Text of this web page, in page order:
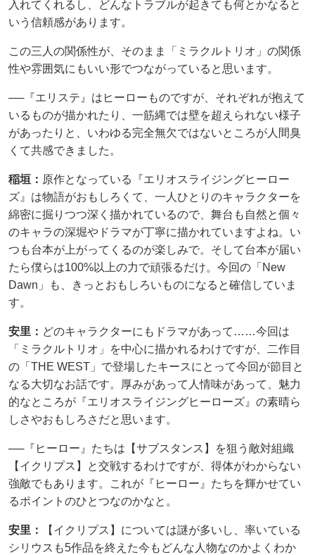
入れてくれるし、どんなトラブルが起きても何とかなると
いう信頼感があります。
この三人の関係性が、そのまま「ミラクルトリオ」の関係
性や雰囲気にもいい形でつながっていると思います。
──『エリステ』はヒーローものですが、それぞれが抱えて
いるものが描かれたり、一筋縄では壁を超えられない様子
があったりと、いわゆる完全無欠ではないところが人間臭
くて共感できました。
稲垣： 原作となっている『エリオスライジングヒーロー
ズ』は物語がおもしろくて、一人ひとりのキャラクターを
綿密に掘りつつ深く描かれているので、舞台も自然と個々
のキャラの深堀やドラマが丁寧に描かれていますよね。い
つも台本が上がってくるのが楽しみで。そして台本が届い
たら僕らは100%以上の力で頑張るだけ。今回の「New
Dawn」も、きっとおもしろいものになると確信していま
す。
安里： どのキャラクターにもドラマがあって……今回は
「ミラクルトリオ」を中心に描かれるわけですが、二作目
の「THE WEST」で登場したキースにとって今回が節目と
なる大切なお話です。厚みがあって人情味があって、魅力
的なところが『エリオスライジングヒーローズ』の素晴ら
しさやおもしろさだと思います。
──『ヒーロー』たちは【サブスタンス】を狙う敵対組織
【イクリプス】と交戦するわけですが、得体がわからない
強敵でもあります。これが『ヒーロー』たちを輝かせてい
るポイントのひとつなのかなと。
安里：
【イクリプス】については謎が多いし、率いている
シリウスも5作品を終えた今もどんな人物なのかよくわか